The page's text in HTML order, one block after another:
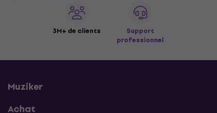
3M+ de clients
Support
professionnel
Muziker
Achat